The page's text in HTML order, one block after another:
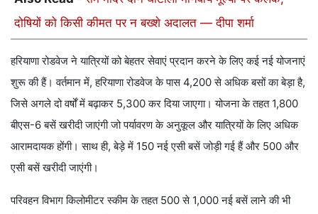
दोषियों को किसी कीमत पर न बख्शे अदालत — दीपा शर्मा
हरियाणा रोडवेज ने यात्रियों को बेहतर सेवाएं प्रदान करने के लिए कई नई योजनाएं
शुरू की हैं। वर्तमान में, हरियाणा रोडवेज के पास 4,200 से अधिक बसों का बेड़ा है,
जिसे अगले दो वर्षों में बढ़ाकर 5,300 कर दिया जाएगा। योजना के तहत 1,800
बीएस-6 बसें खरीदी जाएंगी जो पर्यावरण के अनुकूल और यात्रियों के लिए अधिक
आरामदायक होंगी। साथ ही, बेड़े में 150 नई एसी बसें जोड़ी गई हैं और 500 और
एसी बसें खरीदी जाएंगी।
परिवहन विभाग किलोमीटर स्कीम के तहत 500 से 1,000 नई बसें लाने की भी